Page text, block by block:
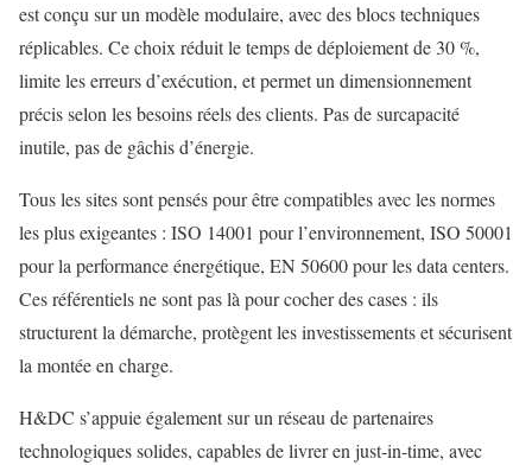
est conçu sur un modèle modulaire, avec des blocs techniques
réplicables. Ce choix réduit le temps de déploiement de 30 %,
limite les erreurs d’exécution, et permet un dimensionnement
précis selon les besoins réels des clients. Pas de surcapacité
inutile, pas de gâchis d’énergie.
Tous les sites sont pensés pour être compatibles avec les normes
les plus exigeantes : ISO 14001 pour l’environnement, ISO 50001
pour la performance énergétique, EN 50600 pour les data centers.
Ces référentiels ne sont pas là pour cocher des cases : ils
structurent la démarche, protègent les investissements et sécurisent
la montée en charge.
H&DC s’appuie également sur un réseau de partenaires
technologiques solides, capables de livrer en just-in-time, avec